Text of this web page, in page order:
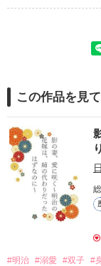
この作品を見
#明治 #溺愛 #双子 #